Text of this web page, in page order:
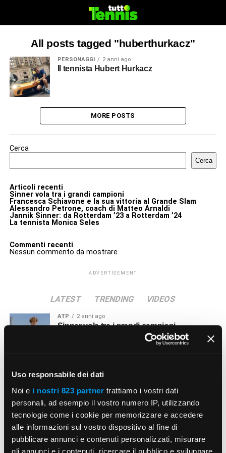
Uso responsabile dei dati
Noi e i nostri 823 partner trattiamo i vostri dati
personali, ad esempio il vostro numero IP, utilizzando
tecnologie come i cookie per memorizzare e accedere
alle informazioni sul vostro dispositivo al fine di
pubblicare annunci e contenuti personalizzati, misurare
gli annunci e i contenuti, ricercare il pubblico e sviluppare
All posts tagged "huberthurkacz"
PERSONAGGI 2 anni ago
Il tennista Hubert Hurkacz
MORE POSTS
Cerca
Cerca
Articoli recenti
Sinner vola tra i grandi campioni
Francesca Schiavone e la sua vittoria al Grande Slam
Alessandro Petrone, coach di Matteo Arnaldi
Jannik Sinner: da Rotterdam ’23 a Rotterdam ’24
La tennista Monica Seles
Commenti recenti
Nessun commento da mostrare.
ADVERTISEMENT
LATEST TRENDING VIDEOS
ATP 2 anni ago
Sinner vola tra i grandi campioni
Francesca Schiavone e la sua vittoria al
ATP 2 anni ago
Alessandro Petrone, coach di Matteo
Arnaldi